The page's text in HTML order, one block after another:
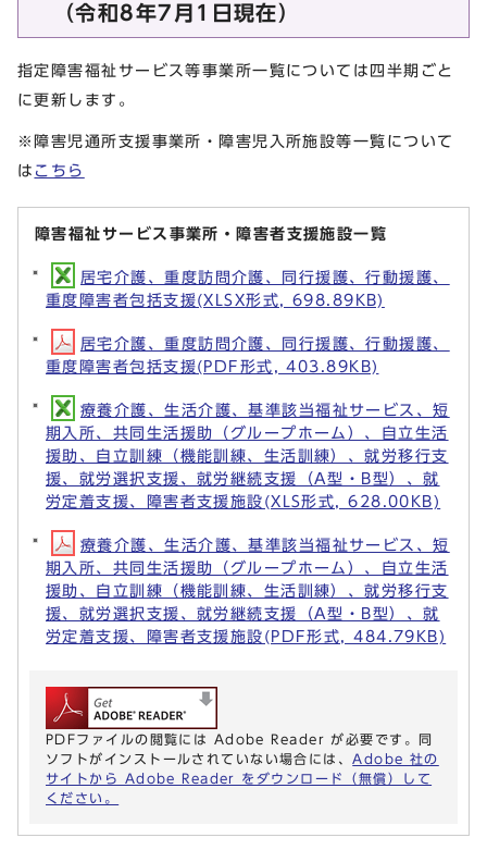
（令和8年7月1日現在）
指定障害福祉サービス等事業所一覧については四半期ごと
に更新します。
※障害児通所支援事業所・障害児入所施設等一覧について
は こちら
障害福祉サービス事業所・障害者支援施設一覧
居宅介護、重度訪問介護、同行援護、行動援護、
重度障害者包括支援(XLSX形式, 698.89KB)
居宅介護、重度訪問介護、同行援護、行動援護、
重度障害者包括支援(PDF形式, 403.89KB)
療養介護、生活介護、基準該当福祉サービス、短
期入所、共同生活援助（グループホーム）、自立生活
援助、自立訓練（機能訓練、生活訓練）、就労移行支
援、就労選択支援、就労継続支援（A型・B型）、就
労定着支援、障害者支援施設(XLS形式, 628.00KB)
療養介護、生活介護、基準該当福祉サービス、短
期入所、共同生活援助（グループホーム）、自立生活
援助、自立訓練（機能訓練、生活訓練）、就労移行支
援、就労選択支援、就労継続支援（A型・B型）、就
労定着支援、障害者支援施設(PDF形式, 484.79KB)
PDFファイルの閲覧には Adobe Reader が必要です。同
ソフトがインストールされていない場合には、 Adobe 社の
サイトから Adobe Reader をダウンロード（無償）して
ください。